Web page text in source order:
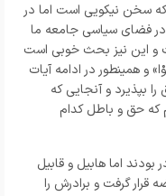
سخن نیکویی است اما در
فضای سیاسی جامعه ما
این نیز بحث خوبی است
و همینطور در ادامه آیات
بپذیرد و آنجایی که
که حق و باطل کدام
اما هابیل و قابیل
قرار گرفت و برادرش را